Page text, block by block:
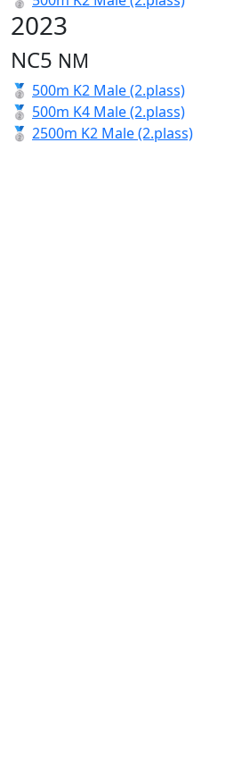
2023
NC5 NM
🥈 500m K2 Male (2.plass)
🥈 500m K4 Male (2.plass)
🥈 2500m K2 Male (2.plass)